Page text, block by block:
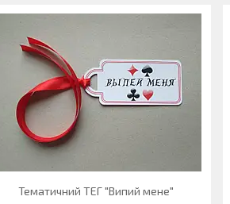
Тематичний ТЕГ "Випий мене"